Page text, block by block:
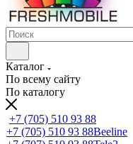
Каталог
По всему сайту
По каталогу
+7 (705) 510 93 88
+7 (705) 510 93 88Beeline